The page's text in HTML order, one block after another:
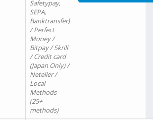
Safetypay,
SEPA,
Banktransfer)
/ Perfect
Money /
Bitpay / Skrill
/ Credit card
(Japan Only) /
Neteller /
Local
Methods
(25+
methods)